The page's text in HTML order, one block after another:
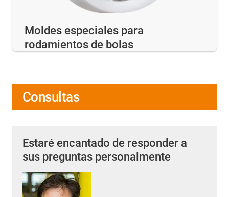
Moldes especiales para
rodamientos de bolas
Consultas
Estaré encantado de responder a
sus preguntas personalmente